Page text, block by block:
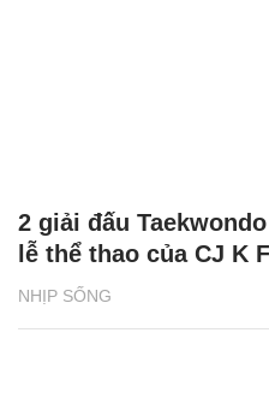
NHỊP SỐNG
2 giải đấu
lễ thể thao của CJ K